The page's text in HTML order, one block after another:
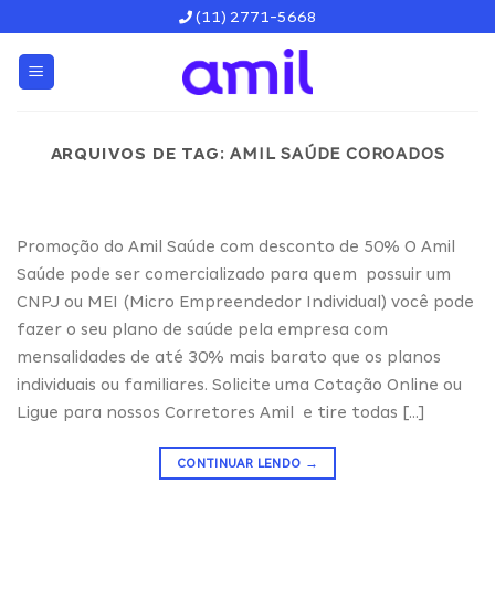
content
(11) 2771-5668
ARQUIVOS DE TAG:AMIL SAÚDE COROADOS
Promoção do Amil Saúde com desconto de 50% O Amil
Saúde pode ser comercializado para quem possuir um
CNPJ ou MEI (Micro Empreendedor Individual) você pode
fazer o seu plano de saúde pela empresa com
mensalidades de até 30% mais barato que os planos
individuais ou familiares. Solicite uma Cotação Online ou
Ligue para nossos Corretores Amil e tire todas […]
CONTINUAR LENDO →